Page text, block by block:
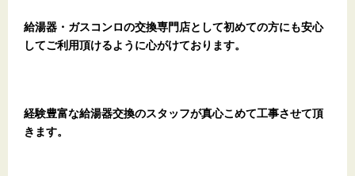
給湯器・ガスコンロの交換専門店として初めての方にも安心
してご利用頂けるように心がけております。
経験豊富な給湯器交換のスタッフが真心こめて工事させて頂
きます。